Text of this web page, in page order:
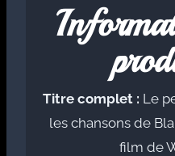
Titre complet : Le
les chansons de
film de